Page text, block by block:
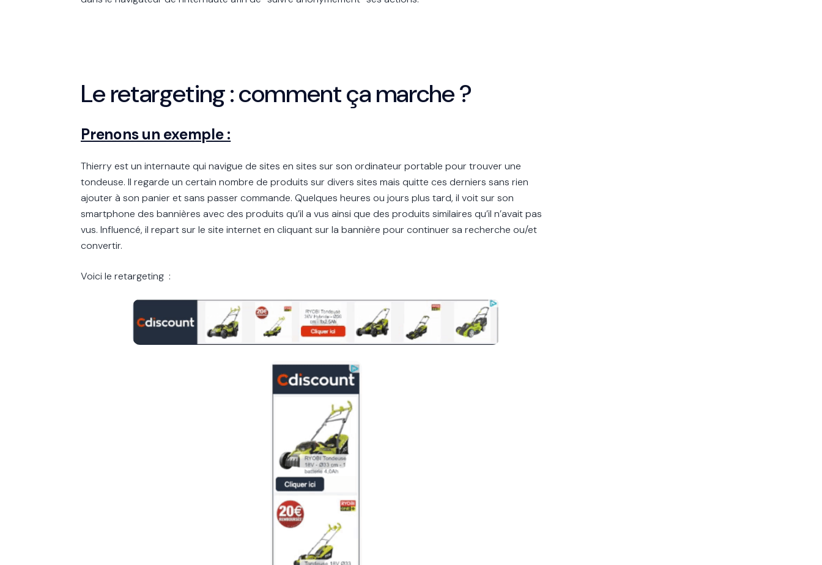
Le retargeting : comment ça marche ?
Prenons un exemple :
Thierry est un internaute qui navigue de sites en sites sur son ordinateur portable pour trouver une
tondeuse. Il regarde un certain nombre de produits sur divers sites mais quitte ces derniers sans rien
ajouter à son panier et sans passer commande. Quelques heures ou jours plus tard, il voit sur son
smartphone des bannières avec des produits qu’il a vus ainsi que des produits similaires qu’il n’avait pas
vus. Influencé, il repart sur le site internet en cliquant sur la bannière pour continuer sa recherche ou/et
convertir.
Voici le retargeting :